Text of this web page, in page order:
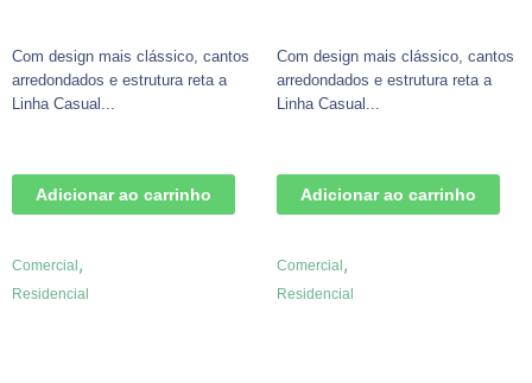
Com design mais clássico, cantos
arredondados e estrutura reta a
Linha Casual...
Adicionar ao carrinho
Comercial ,
Residencial
Com design mais clássico, cantos
arredondados e estrutura reta a
Linha Casual...
Adicionar ao carrinho
Comercial ,
Residencial